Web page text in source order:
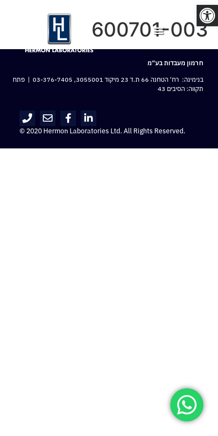
פתח סרגל נגישות
600701-003
חרמון מעבדות בע“מ
בנימינה: רח‘ הטחנה 66 ת.ד 23 מיקוד 3055001,
03-376-7405 | פתח
תקווה: הסיבים 43
© 2020 Hermon Laboratories Ltd. All Rights Reserved.